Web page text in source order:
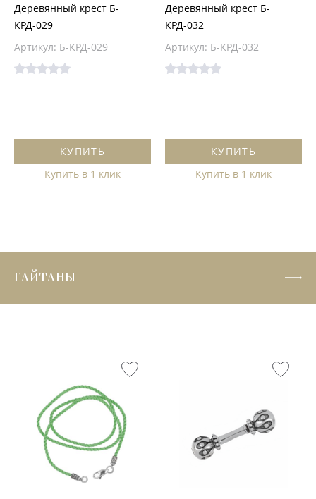
Деревянный крест Б-
КРД-029
Артикул: Б-КРД-029
КУПИТЬ
Купить в 1 клик
Деревянный крест Б-
КРД-032
Артикул: Б-КРД-032
КУПИТЬ
Купить в 1 клик
ГАЙТАНЫ